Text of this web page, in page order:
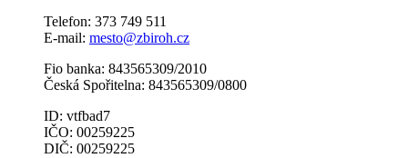
Telefon: 373 749 511
E-mail: mesto@zbiroh.cz
Fio banka: 843565309/2010
Česká Spořitelna: 843565309/0800
ID: vtfbad7
IČO: 00259225
DIČ: 00259225